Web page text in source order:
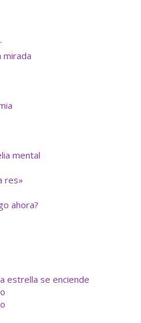
mirada
mental
res»
ahora?
estrella se enciende